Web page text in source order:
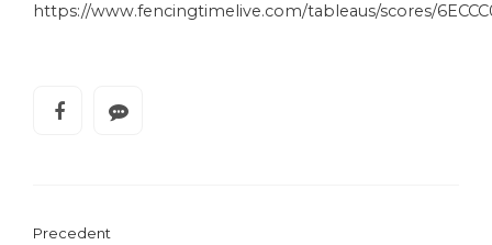
https://www.fencingtimelive.com/tableaus/scores/
Precedent